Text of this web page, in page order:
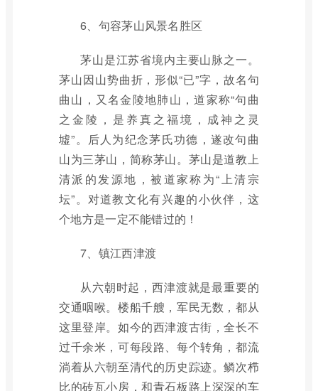
6、句容茅山风景名胜区
茅山是江苏省境内主要山脉之一。
茅山因山势曲折，形似“已”字，故名句
曲山，又名金陵地肺山，道家称“句曲
之金陵，是养真之福境，成神之灵
墟”。后人为纪念茅氏功德，遂改句曲
山为三茅山，简称茅山。茅山是道教上
清派的发源地，被道家称为“上清宗
坛”。对道教文化有兴趣的小伙伴，这
个地方是一定不能错过的！
7、镇江西津渡
从六朝时起，西津渡就是最重要的
交通咽喉。楼船千艘，军民无数，都从
这里登岸。如今的西津渡古街，全长不
过千余米，可每段路、每个转角，都流
淌着从六朝至清代的历史踪迹。鳞次栉
比的砖瓦小房，和青石板路上深深的车